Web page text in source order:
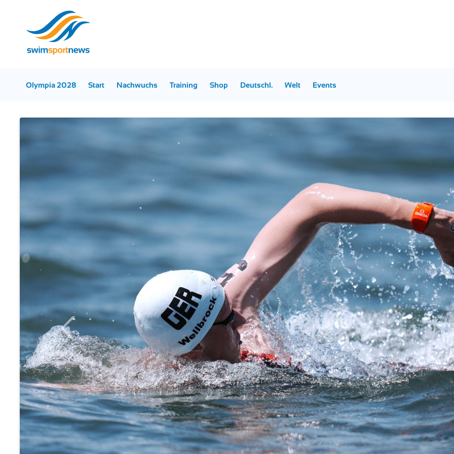
Olympia 2028 Start Nachwuchs Training Shop Deutschl. Welt Events
Previous